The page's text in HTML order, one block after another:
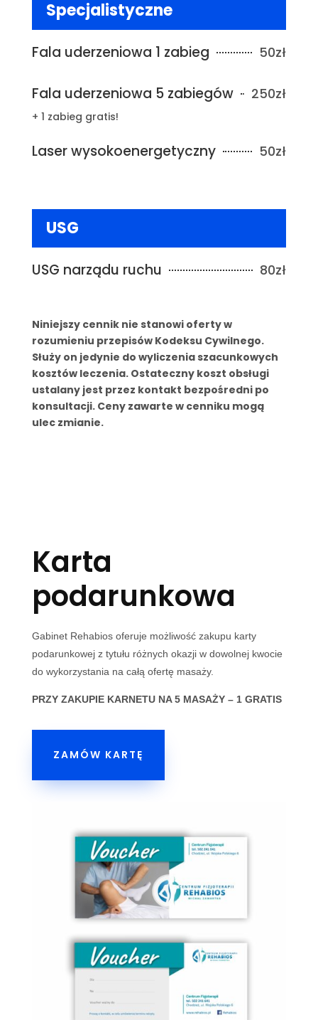
Specjalistyczne
Fala uderzeniowa 1 zabieg 50zł
Fala uderzeniowa 5 zabiegów 250zł
+ 1 zabieg gratis!
Laser wysokoenergetyczny 50zł
USG
USG narządu ruchu 80zł
Niniejszy cennik nie stanowi oferty w
rozumieniu przepisów Kodeksu Cywilnego.
Służy on jedynie do wyliczenia szacunkowych
kosztów leczenia. Ostateczny koszt obsługi
ustalany jest przez kontakt bezpośredni po
konsultacji. Ceny zawarte w cenniku mogą
ulec zmianie.
Karta
podarunkowa
Gabinet Rehabios oferuje możliwość zakupu karty
podarunkowej z tytułu różnych okazji w dowolnej kwocie
do wykorzystania na całą ofertę masaży.
PRZY ZAKUPIE KARNETU NA 5 MASAŻY – 1 GRATIS
ZAMÓW KARTĘ